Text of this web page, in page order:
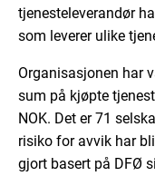
tjenesteleverandør
som leverer ulike
Organisasjonen har
sum på kjøpte
NOK. Det er 71
risiko for avvik har
gjort basert på DFØ